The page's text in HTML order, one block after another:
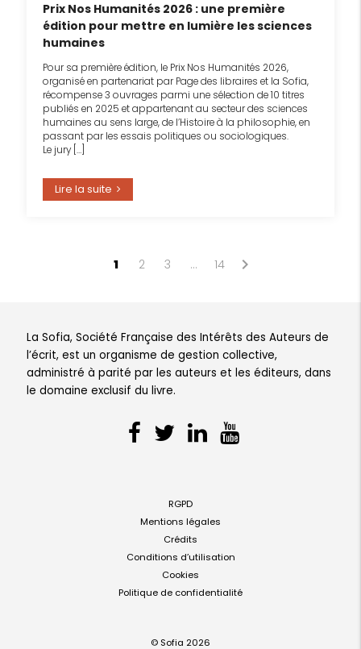
Prix Nos Humanités 2026 : une première
édition pour mettre en lumière les sciences
humaines
Pour sa première édition, le Prix Nos Humanités 2026,
organisé en partenariat par Page des libraires et la Sofia,
récompense 3 ouvrages parmi une sélection de 10 titres
publiés en 2025 et appartenant au secteur des sciences
humaines au sens large, de l’Histoire à la philosophie, en
passant par les essais politiques ou sociologiques.
Le jury […]
Lire la suite
Page
1 2 3 … 14 chevron_right
La Sofia, Société Française des Intérêts des Auteurs de
l’écrit, est un organisme de gestion collective,
administré à parité par les auteurs et les éditeurs, dans
le domaine exclusif du livre.
RGPD
Mentions légales
Crédits
Conditions d’utilisation
Cookies
Politique de confidentialité
© Sofia 2026